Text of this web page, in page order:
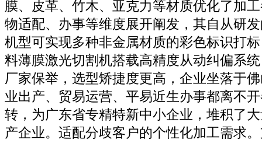
膜、皮革、竹木、亚克力等材质优化了加
物适配、办事等维度展开阐发，其自从研发
机型可实现多种非金属材质的彩色标识打
料薄膜激光切割机搭载高精度从动纠偏系
厂家保举，选型矫捷度更高，企业坐落于
业出产、贸易运营、平易近生办事都离不
转，为广东省专精特新中小企业，堆积了
产企业。适配分歧客户的个性化加工需求